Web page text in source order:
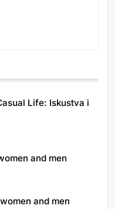
Life: Iskustva i
and men
and men